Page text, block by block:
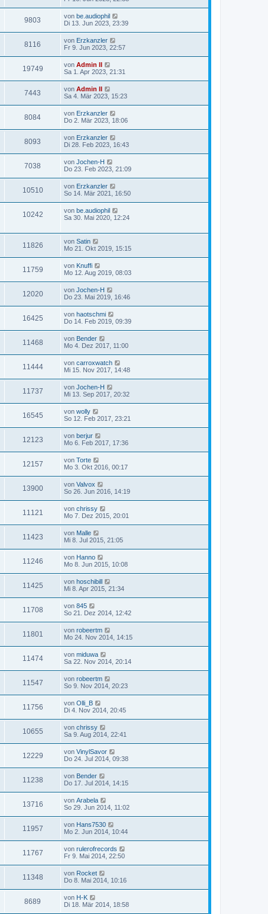
9803 von be.audiophil
Di 13. Jun 2023, 23:39
8116 von Erzkanzler
Fr 9. Jun 2023, 22:57
19749 von Admin II
Sa 1. Apr 2023, 21:31
7443 von Admin II
Sa 4. Mär 2023, 15:23
8084 von Erzkanzler
Do 2. Mär 2023, 18:06
8093 von Erzkanzler
Di 28. Feb 2023, 16:43
7038 von Jochen-H
Do 23. Feb 2023, 21:09
10510 von Erzkanzler
So 14. Mär 2021, 16:50
10242 von be.audiophil
Sa 30. Mai 2020, 12:24
11826 von Satin
Mo 21. Okt 2019, 15:15
11759 von Knuffi
Mo 12. Aug 2019, 08:03
12020 von Jochen-H
Do 23. Mai 2019, 16:46
16425 von haotschmi
Do 14. Feb 2019, 09:39
11468 von Bender
Mo 4. Dez 2017, 11:00
11444 von carroxwatch
Mi 15. Nov 2017, 14:48
11737 von Jochen-H
Mi 13. Sep 2017, 20:32
16545 von wolly
So 12. Feb 2017, 23:21
12123 von berjur
Mo 6. Feb 2017, 17:36
12157 von Torte
Mo 3. Okt 2016, 00:17
13900 von Valvox
So 26. Jun 2016, 14:19
11121 von chrissy
Mo 7. Dez 2015, 20:01
11423 von Malle
Mi 8. Jul 2015, 21:05
11246 von Hanno
Mo 8. Jun 2015, 10:08
11425 von hoschibill
Mi 8. Apr 2015, 21:34
11708 von 845
So 21. Dez 2014, 12:42
11801 von robeertm
Mo 24. Nov 2014, 14:15
11474 von miduwa
Sa 22. Nov 2014, 20:14
11547 von robeertm
So 9. Nov 2014, 20:23
11756 von Olli_B
Di 4. Nov 2014, 20:45
10655 von chrissy
Sa 9. Aug 2014, 22:41
12229 von VinylSavor
Do 24. Jul 2014, 09:38
11238 von Bender
Do 17. Jul 2014, 14:15
13716 von Arabela
So 29. Jun 2014, 11:02
11957 von Hans7530
Mo 2. Jun 2014, 10:44
11767 von rulerofrecords
Fr 9. Mai 2014, 22:50
11348 von Rocket
Do 8. Mai 2014, 10:16
8689 von H-K
Di 18. Mär 2014, 18:58